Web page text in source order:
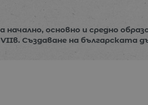
начално, основно и средно
Създаване на българската